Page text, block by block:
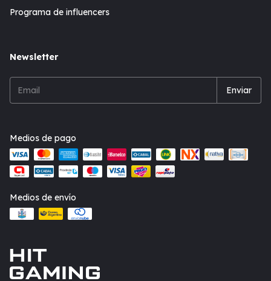
Programa de influencers
Newsletter
Medios de pago
Medios de envío